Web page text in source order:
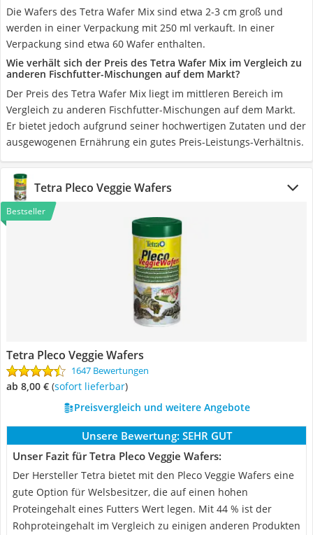
Die Wafers des Tetra Wafer Mix sind etwa 2-3 cm groß und
werden in einer Verpackung mit 250 ml verkauft. In einer
Verpackung sind etwa 60 Wafer enthalten.
Wie verhält sich der Preis des Tetra Wafer Mix im Vergleich zu
anderen Fischfutter-Mischungen auf dem Markt?
Der Preis des Tetra Wafer Mix liegt im mittleren Bereich im
Vergleich zu anderen Fischfutter-Mischungen auf dem Markt.
Er bietet jedoch aufgrund seiner hochwertigen Zutaten und der
ausgewogenen Ernährung ein gutes Preis-Leistungs-Verhältnis.
Tetra Pleco Veggie Wafers
Bestseller
Tetra Pleco Veggie Wafers
1647 Bewertungen
ab 8,00 € ( Sofort lieferbar)
Preisvergleich und weitere Angebote
Unsere Bewertung: SEHR GUT
Unser Fazit für Tetra Pleco Veggie Wafers:
Der Hersteller Tetra bietet mit den Pleco Veggie Wafers eine
gute Option für Welsbesitzer, die auf einen hohen
Proteingehalt eines Futters Wert legen. Mit 44 % ist der
Rohproteingehalt im Vergleich zu einigen anderen Produkten